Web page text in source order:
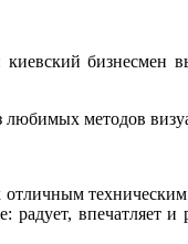
киевский
методов
радует, впечатляет